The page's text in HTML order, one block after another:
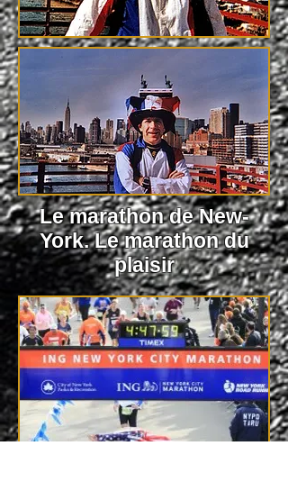
Le marathon de New-
York. Le marathon du
plaisir